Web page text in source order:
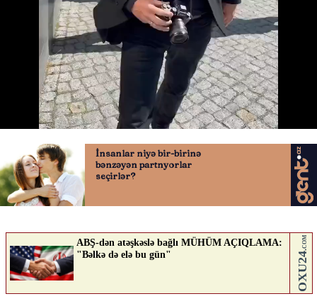
Pəhləvinin üzərinə boya atdılar
23.04.2026
QAFQAZINFO.AZ ABUNƏ OL
Nə düşünürsən?